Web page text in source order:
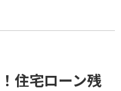
住宅ローン残